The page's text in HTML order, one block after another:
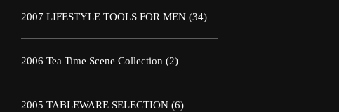
2007 LIFESTYLE TOOLS FOR MEN (34)
2006 Tea Time Scene Collection (2)
2005 TABLEWARE SELECTION (6)